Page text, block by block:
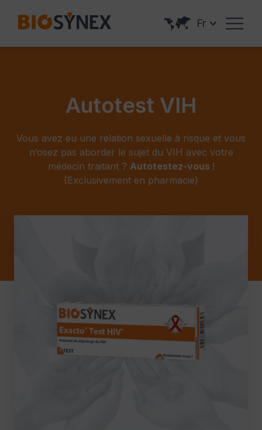
Fr
Autotest VIH
Vous avez eu une relation sexuelle à risque et vous
n’osez pas aborder le sujet du VIH avec votre
médecin traitant ? Autotestez-vous !
(Exclusivement en pharmacie)